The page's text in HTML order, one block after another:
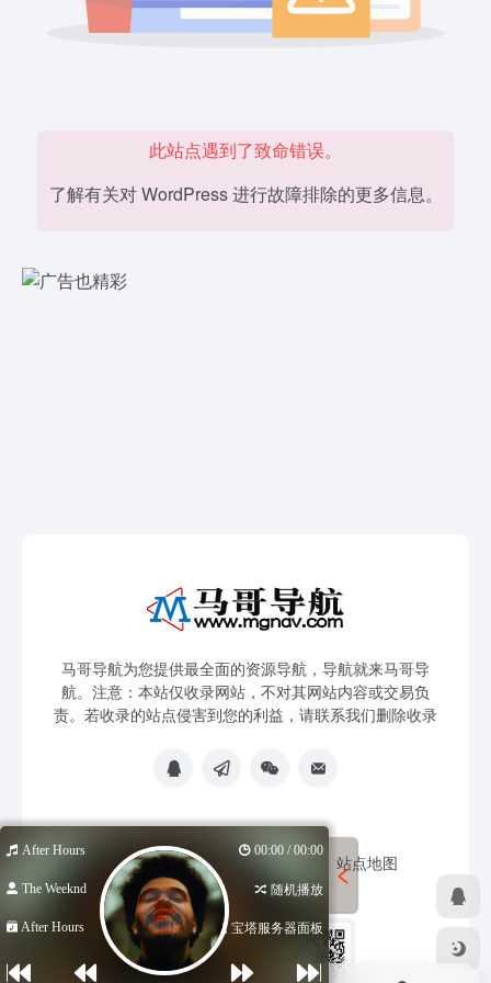
此站点遇到了致命错误。
了解有关对 WordPress 进行故障排除的更多信息。
马哥导航为您提供最全面的资源导航，导航就来马哥导
航。注意：本站仅收录网站，不对其网站内容或交易负
责。若收录的站点侵害到您的利益，请联系我们删除收录
免责声明 友链申请 站点地图
After Hours 00:00 / 00:00
The Weeknd 随机播放
After Hours 宝塔服务器面板